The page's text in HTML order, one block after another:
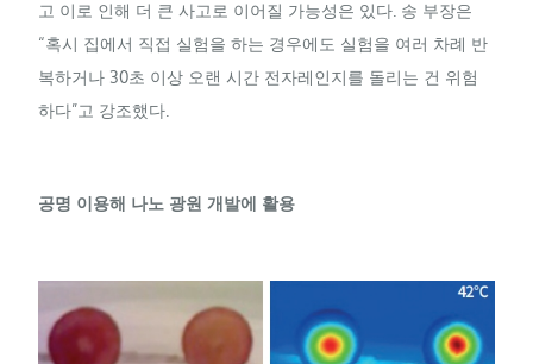
고 이로 인해 더 큰 사고로 이어질 가능성은 있다. 송 부장은
“혹시 집에서 직접 실험을 하는 경우에도 실험을 여러 차례 반
복하거나 30초 이상 오랜 시간 전자레인지를 돌리는 건 위험
하다”고 강조했다.
공명 이용해 나노 광원 개발에 활용